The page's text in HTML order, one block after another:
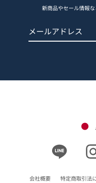
新商品やセール情報な
会社概要 特定商取引法